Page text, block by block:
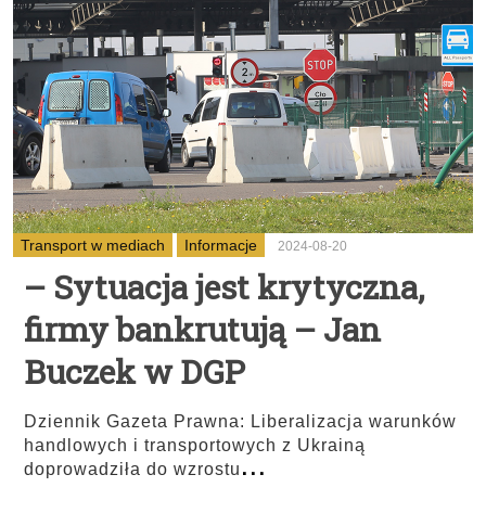
Transport w mediach Informacje 2024-08-20
– Sytuacja jest krytyczna,
firmy bankrutują – Jan
Buczek w DGP
Dziennik Gazeta Prawna: Liberalizacja warunków
handlowych i transportowych z Ukrainą
doprowadziła do wzrostu...